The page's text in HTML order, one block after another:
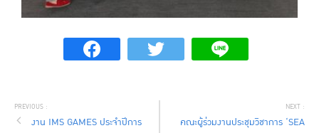
งาน IMS GAMES ประจำปีการ
คณะผู้ร่วมงานประชุมวิชาการ ‘SEA